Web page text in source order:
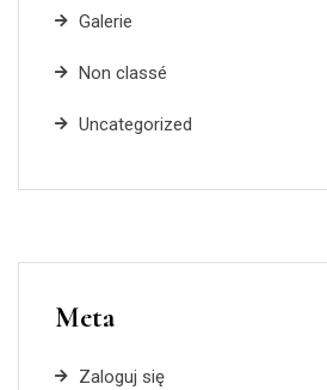
Galerie
Non classé
Uncategorized
Meta
Zaloguj się